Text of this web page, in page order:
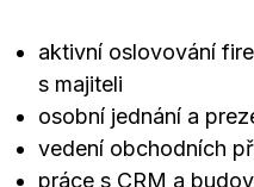
aktivní oslovování
s majiteli
osobní jednání a
vedení obchodních
práce s CRM a